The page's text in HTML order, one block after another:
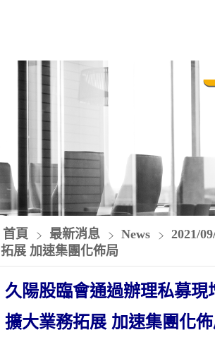
首頁 最新消息 News
2021/
拓展 加速集團化佈局
久陽股臨會通過辦理私募現
擴大業務拓展 加速集團化